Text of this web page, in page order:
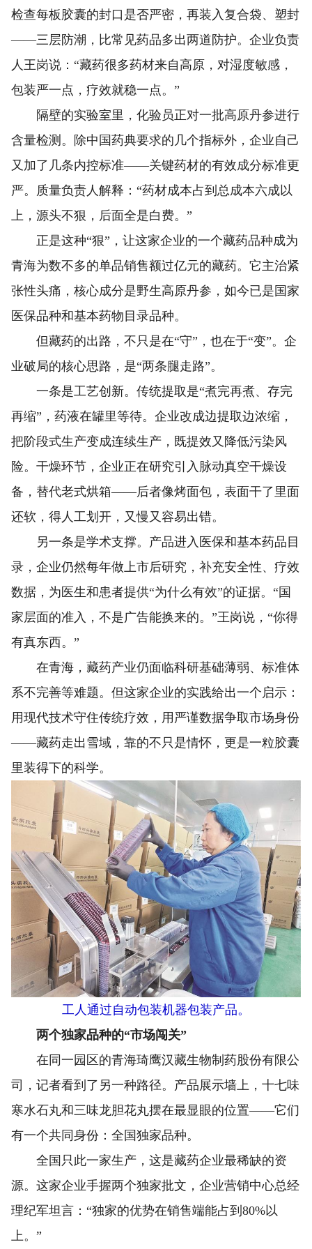
检查每板胶囊的封口是否严密，再装入复合袋、塑封
——三层防潮，比常见药品多出两道防护。企业负责
人王岗说：“藏药很多药材来自高原，对湿度敏感，
包装严一点，疗效就稳一点。”
隔壁的实验室里，化验员正对一批高原丹参进行
含量检测。除中国药典要求的几个指标外，企业自己
又加了几条内控标准——关键药材的有效成分标准更
严。质量负责人解释：“药材成本占到总成本六成以
上，源头不狠，后面全是白费。”
正是这种“狠”，让这家企业的一个藏药品种成为
青海为数不多的单品销售额过亿元的藏药。它主治紧
张性头痛，核心成分是野生高原丹参，如今已是国家
医保品种和基本药物目录品种。
但藏药的出路，不只是在“守”，也在于“变”。企
业破局的核心思路，是“两条腿走路”。
一条是工艺创新。传统提取是“煮完再煮、存完
再缩”，药液在罐里等待。企业改成边提取边浓缩，
把阶段式生产变成连续生产，既提效又降低污染风
险。干燥环节，企业正在研究引入脉动真空干燥设
备，替代老式烘箱——后者像烤面包，表面干了里面
还软，得人工划开，又慢又容易出错。
另一条是学术支撑。产品进入医保和基本药品目
录，企业仍然每年做上市后研究，补充安全性、疗效
数据，为医生和患者提供“为什么有效”的证据。“国
家层面的准入，不是广告能换来的。”王岗说，“你得
有真东西。”
在青海，藏药产业仍面临科研基础薄弱、标准体
系不完善等难题。但这家企业的实践给出一个启示：
用现代技术守住传统疗效，用严谨数据争取市场身份
——藏药走出雪域，靠的不只是情怀，更是一粒胶囊
里装得下的科学。
工人通过自动包装机器包装产品。
两个独家品种的“市场闯关”
在同一园区的青海琦鹰汉藏生物制药股份有限公
司，记者看到了另一种路径。产品展示墙上，十七味
寒水石丸和三味龙胆花丸摆在最显眼的位置——它们
有一个共同身份：全国独家品种。
全国只此一家生产，这是藏药企业最稀缺的资
源。这家企业手握两个独家批文，企业营销中心总经
理纪军坦言：“独家的优势在销售端能占到80%以
上。”